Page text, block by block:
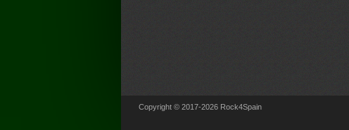
Copyright © 2017-2026 Rock4Spain